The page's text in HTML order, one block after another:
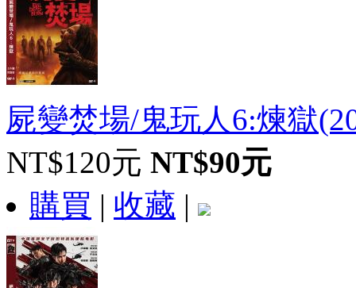
屍變焚場/鬼玩人6:煉獄
NT$120元 NT$90元
購買 | 收藏 |